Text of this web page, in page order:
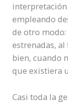
empleando
de otro modo:
estrenadas, al
bien, cuando
que existiera
Casi toda la